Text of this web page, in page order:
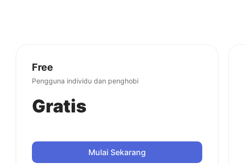
Free
Pengguna individu dan penghobi
Gratis
Mulai Sekarang